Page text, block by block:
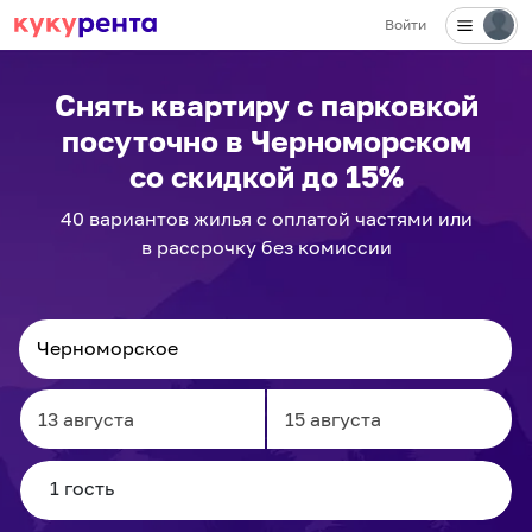
Войти
Снять квартиру с парковкой
посуточно в Черноморском
со скидкой до 15%
40 вариантовжилья с оплатой частями или
в рассрочку без комиссии
Navigate
forward
to
Navigate
to